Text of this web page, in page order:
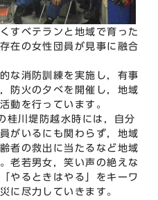
すベテランと地域で育った
在の女性団員が見事に融合
な消防訓練を実施し，有事
防火の夕べを開催し，地域
動を行っています。
川堤防越水時には，自分
がいるにも関わらず，地域
者の救出に当たるなど地域
老若男女，笑い声の絶えな
やるときはやる」をキーワ
に尽力していきます。